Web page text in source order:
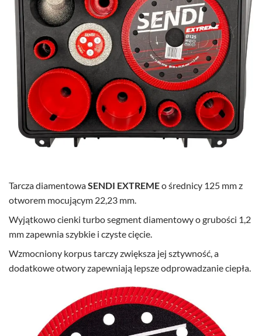
Tarcza diamentowaSENDI EXTREMEo średnicy 125 mm z
otworem mocującym 22,23 mm.
Wyjątkowo cienki turbo segment diamentowy o grubości 1,2
mm zapewnia szybkie i czyste cięcie.
Wzmocniony korpus tarczy zwiększa jej sztywność, a
dodatkowe otwory zapewniają lepsze odprowadzanie ciepła.